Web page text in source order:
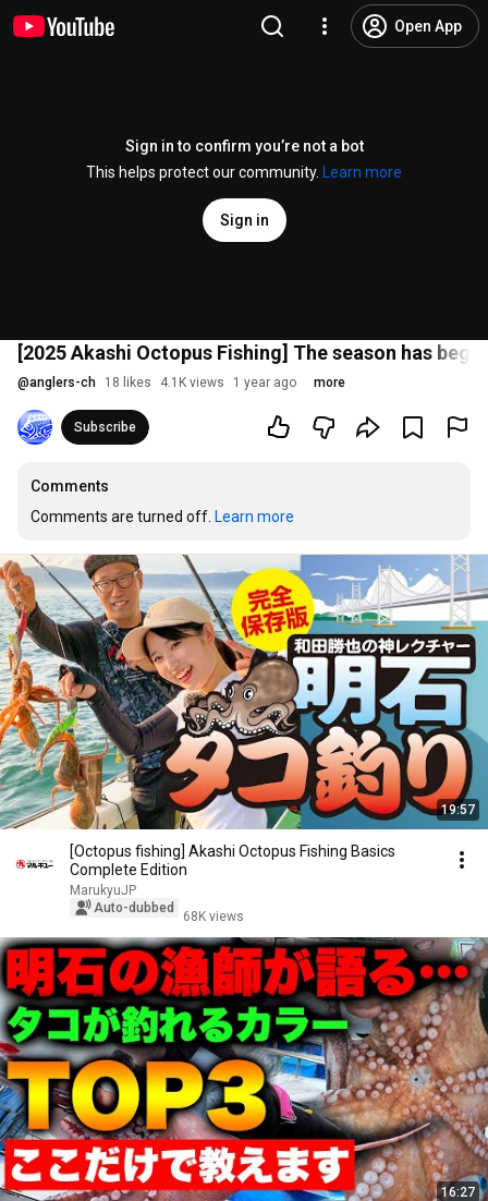
Open App
Sign in to confirm you’re not a bot
This helps protect our community.
Learn more
Sign in
[2025 Akashi Octopus Fishing] The season has
@anglers-ch 18 likes 4.1K views 1 year ago more
Subscribe
Comments
Comments are turned off. Learn more
19:57
[Octopus fishing] Akashi Octopus Fishing Basics
Complete Edition
MarukyuJP
Auto-dubbed
68K views
16:27